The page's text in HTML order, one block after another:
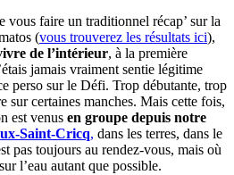
vous faire un traditionnel récap’ sur la
(vous trouverez les résultats ici),
de l’intérieur, à la première
jamais vraiment sentie légitime
perso sur le Défi. Trop débutante, trop
sur certaines manches. Mais cette fois,
est venus en groupe depuis notre
Saint-Cricq, dans les terres, dans le
pas toujours au rendez-vous, mais où
sur l’eau autant que possible.